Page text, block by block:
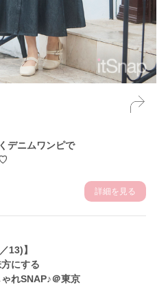
デニムワンピで
詳細を見る
13)】
にする
れSNAP♪＠東京